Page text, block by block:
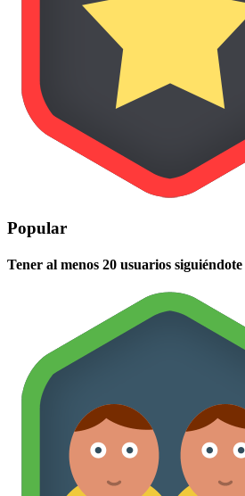
Popular
Tener al menos 20 usuarios siguiéndote